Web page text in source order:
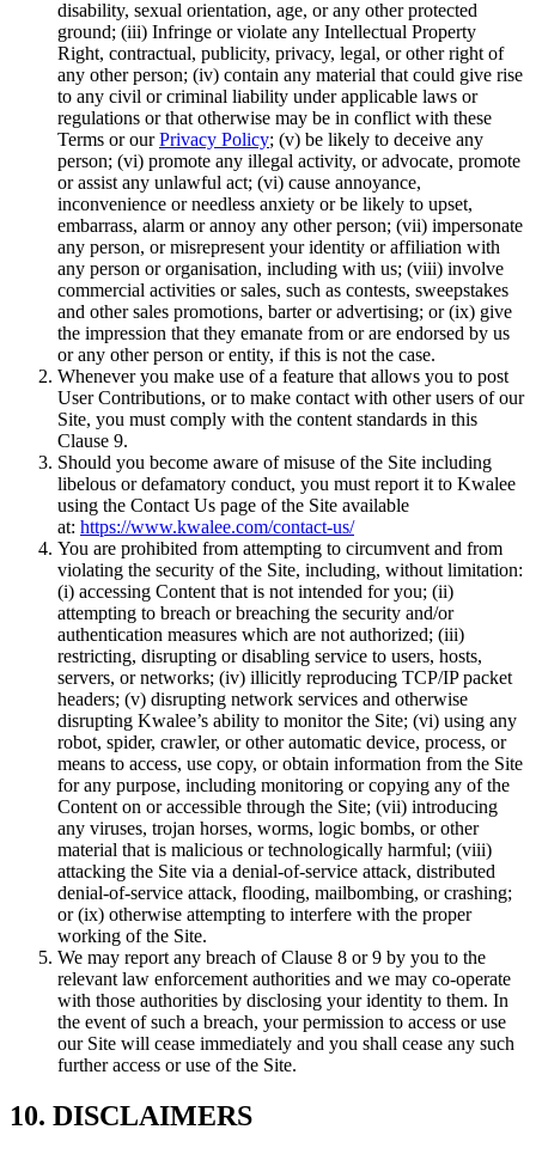
disability, sexual orientation, age, or any other protected
ground; (iii) Infringe or violate any Intellectual Property
Right, contractual, publicity, privacy, legal, or other right of
any other person; (iv) contain any material that could give rise
to any civil or criminal liability under applicable laws or
regulations or that otherwise may be in conflict with these
Terms or ourPrivacy Policy; (v) be likely to deceive any
person; (vi) promote any illegal activity, or advocate, promote
or assist any unlawful act; (vi) cause annoyance,
inconvenience or needless anxiety or be likely to upset,
embarrass, alarm or annoy any other person; (vii) impersonate
any person, or misrepresent your identity or affiliation with
any person or organisation, including with us; (viii) involve
commercial activities or sales, such as contests, sweepstakes
and other sales promotions, barter or advertising; or (ix) give
the impression that they emanate from or are endorsed by us
or any other person or entity, if this is not the case.
Whenever you make use of a feature that allows you to post
User Contributions, or to make contact with other users of our
Site, you must comply with the content standards in this
Clause 9.
Should you become aware of misuse of the Site including
libelous or defamatory conduct, you must report it to Kwalee
using the Contact Us page of the Site available
at: https://www.kwalee.com/contact-us/
You are prohibited from attempting to circumvent and from
violating the security of the Site, including, without limitation:
(i) accessing Content that is not intended for you; (ii)
attempting to breach or breaching the security and/or
authentication measures which are not authorized; (iii)
restricting, disrupting or disabling service to users, hosts,
servers, or networks; (iv) illicitly reproducing TCP/IP packet
headers; (v) disrupting network services and otherwise
disrupting Kwalee’s ability to monitor the Site; (vi) using any
robot, spider, crawler, or other automatic device, process, or
means to access, use copy, or obtain information from the Site
for any purpose, including monitoring or copying any of the
Content on or accessible through the Site; (vii) introducing
any viruses, trojan horses, worms, logic bombs, or other
material that is malicious or technologically harmful; (viii)
attacking the Site via a denial-of-service attack, distributed
denial-of-service attack, flooding, mailbombing, or crashing;
or (ix) otherwise attempting to interfere with the proper
working of the Site.
We may report any breach of Clause 8 or 9 by you to the
relevant law enforcement authorities and we may co-operate
with those authorities by disclosing your identity to them. In
the event of such a breach, your permission to access or use
our Site will cease immediately and you shall cease any such
further access or use of the Site.
10. DISCLAIMERS